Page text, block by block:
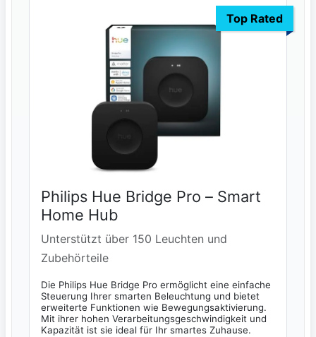
Top Rated
Philips Hue Bridge Pro – Smart
Home Hub
Unterstützt über 150 Leuchten und
Zubehörteile
Die Philips Hue Bridge Pro ermöglicht eine einfache
Steuerung Ihrer smarten Beleuchtung und bietet
erweiterte Funktionen wie Bewegungsaktivierung.
Mit ihrer hohen Verarbeitungsgeschwindigkeit und
Kapazität ist sie ideal für Ihr smartes Zuhause.